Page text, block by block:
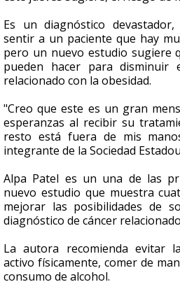
Es un diagnóstico
sentir a un paciente que hay
pero un nuevo estudio sugiere
pueden hacer para
relacionado con la obesidad.
"Creo que este es un gran
esperanzas al recibir su
resto está fuera de mis
integrante de la Sociedad
Alpa Patel es un una de las
nuevo estudio que muestra
mejorar las posibilidades de
diagnóstico de cáncer
La autora recomienda evitar
activo físicamente, comer de
consumo de alcohol.